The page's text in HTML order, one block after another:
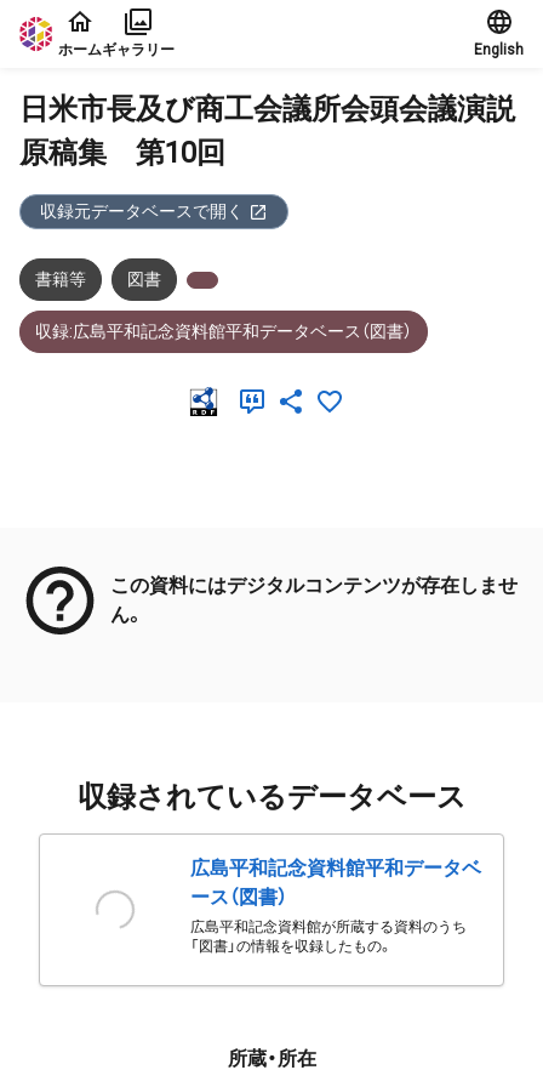
本文に飛ぶ
ホームギャラリー English
日米市長及び商工会議所会頭会議演説
原稿集 第10回
収録元データベースで開く
書籍等 図書
収録:広島平和記念資料館平和データベース（図書）
この資料にはデジタルコンテンツが存在しませ
ん。
収録されているデータベース
広島平和記念資料館平和データベ
ース（図書）
広島平和記念資料館が所蔵する資料のうち
「図書」の情報を収録したもの。
所蔵・所在